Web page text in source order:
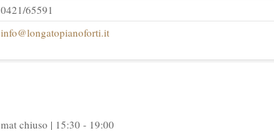
0421/65591
info@longatopianoforti.it
mat chiuso | 15:30 - 19:00